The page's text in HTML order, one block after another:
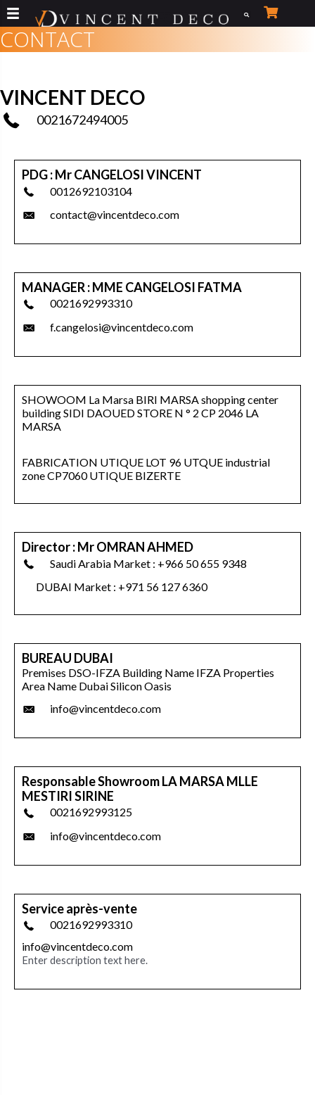
Aller
au
contenu
CONTACT
VINCENT DECO
0021672494005
PDG : Mr CANGELOSI VINCENT
0012692103104
contact@vincentdeco.com
MANAGER : MME CANGELOSI FATMA
0021692993310
f.cangelosi@vincentdeco.com
SHOWOOM La Marsa BIRI MARSA shopping center
building SIDI DAOUED STORE N ° 2 CP 2046 LA
MARSA
FABRICATION UTIQUE LOT 96 UTQUE industrial
zone CP7060 UTIQUE BIZERTE
Director : Mr OMRAN AHMED
Saudi Arabia Market : +966 50 655 9348
DUBAI Market : +971 56 127 6360
BUREAU DUBAI
Premises DSO-IFZA Building Name IFZA Properties
Area Name Dubai Silicon Oasis
info@vincentdeco.com
Responsable Showroom LA MARSA MLLE
MESTIRI SIRINE
0021692993125
info@vincentdeco.com
Service après-vente
0021692993310
info@vincentdeco.com
Enter description text here.